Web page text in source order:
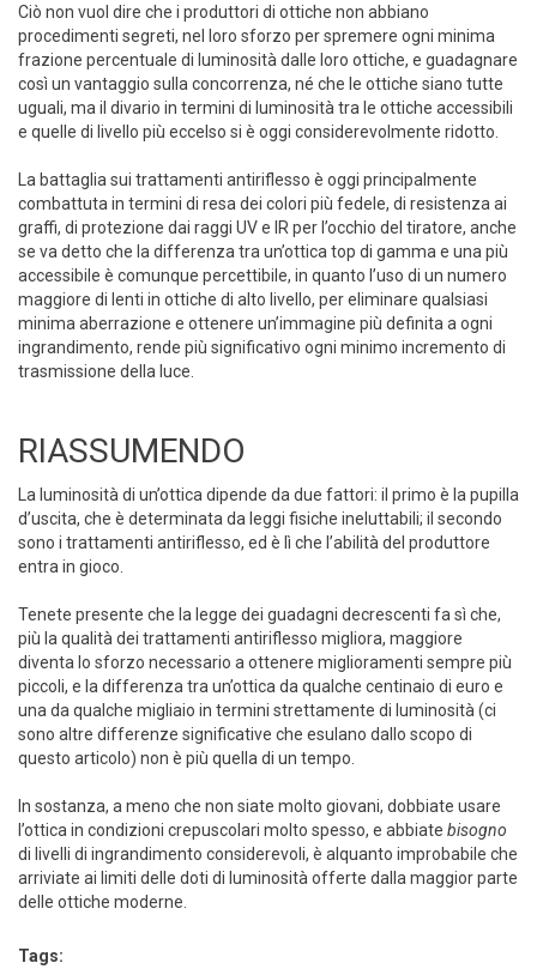
Ciò non vuol dire che i produttori di ottiche non abbiano
procedimenti segreti, nel loro sforzo per spremere ogni minima
frazione percentuale di luminosità dalle loro ottiche, e guadagnare
così un vantaggio sulla concorrenza, né che le ottiche siano tutte
uguali, ma il divario in termini di luminosità tra le ottiche accessibili
e quelle di livello più eccelso si è oggi considerevolmente ridotto.
La battaglia sui trattamenti antiriflesso è oggi principalmente
combattuta in termini di resa dei colori più fedele, di resistenza ai
graffi, di protezione dai raggi UV e IR per l’occhio del tiratore, anche
se va detto che la differenza tra un’ottica top di gamma e una più
accessibile è comunque percettibile, in quanto l’uso di un numero
maggiore di lenti in ottiche di alto livello, per eliminare qualsiasi
minima aberrazione e ottenere un’immagine più definita a ogni
ingrandimento, rende più significativo ogni minimo incremento di
trasmissione della luce.
RIASSUMENDO
La luminosità di un’ottica dipende da due fattori: il primo è la pupilla
d’uscita, che è determinata da leggi fisiche ineluttabili; il secondo
sono i trattamenti antiriflesso, ed è lì che l’abilità del produttore
entra in gioco.
Tenete presente che la legge dei guadagni decrescenti fa sì che,
più la qualità dei trattamenti antiriflesso migliora, maggiore
diventa lo sforzo necessario a ottenere miglioramenti sempre più
piccoli, e la differenza tra un’ottica da qualche centinaio di euro e
una da qualche migliaio in termini strettamente di luminosità (ci
sono altre differenze significative che esulano dallo scopo di
questo articolo) non è più quella di un tempo.
In sostanza, a meno che non siate molto giovani, dobbiate usare
l’ottica in condizioni crepuscolari molto spesso, e abbiate bisogno
di livelli di ingrandimento considerevoli, è alquanto improbabile che
arriviate ai limiti delle doti di luminosità offerte dalla maggior parte
delle ottiche moderne.
Tags: